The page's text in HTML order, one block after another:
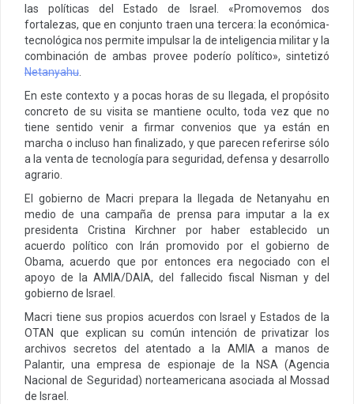
las políticas del Estado de Israel. «Promovemos dos
fortalezas, que en conjunto traen una tercera: la económica-
tecnológica nos permite impulsar la de inteligencia militar y la
combinación de ambas provee poderío político», sintetizó
Netanyahu
En este contexto y a pocas horas de su llegada, el propósito
concreto de su visita se mantiene oculto, toda vez que no
tiene sentido venir a firmar convenios que ya están en
marcha o incluso han finalizado, y que parecen referirse sólo
a la venta de tecnología para seguridad, defensa y desarrollo
agrario.
El gobierno de Macri prepara la llegada de Netanyahu en
medio de una campaña de prensa para imputar a la ex
presidenta Cristina Kirchner por haber establecido un
acuerdo político con Irán promovido por el gobierno de
Obama, acuerdo que por entonces era negociado con el
apoyo de la AMIA/DAIA, del fallecido fiscal Nisman y del
gobierno de Israel.
Macri tiene sus propios acuerdos con Israel y Estados de la
OTAN que explican su común intención de privatizar los
archivos secretos del atentado a la AMIA a manos de
Palantir, una empresa de espionaje de la NSA (Agencia
Nacional de Seguridad) norteamericana asociada al Mossad
de Israel.